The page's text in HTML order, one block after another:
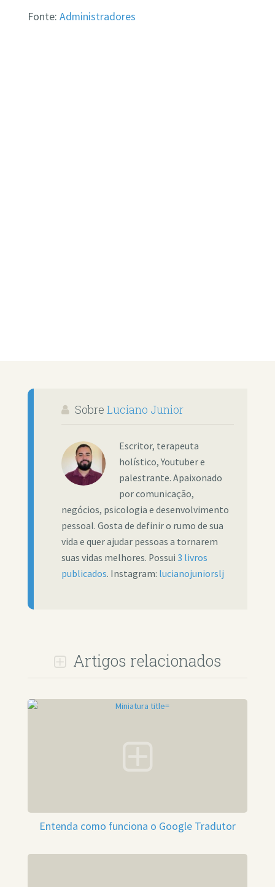
Fonte: Administradores
Sobre Luciano Junior
Escritor, terapeuta
holístico, Youtuber e
palestrante. Apaixonado
por comunicação,
negócios, psicologia e desenvolvimento
pessoal. Gosta de definir o rumo de sua
vida e quer ajudar pessoas a tornarem
suas vidas melhores. Possui 3 livros
publicados. Instagram: lucianojuniorslj
Artigos relacionados
Entenda como funciona o Google Tradutor